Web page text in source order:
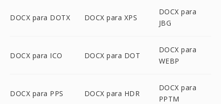
DOCX para DOTX DOCX para XPS
DOCX para
JBG
DOCX para ICO DOCX para DOT
DOCX para
WEBP
DOCX para PPS DOCX para HDR
DOCX para
PPTM